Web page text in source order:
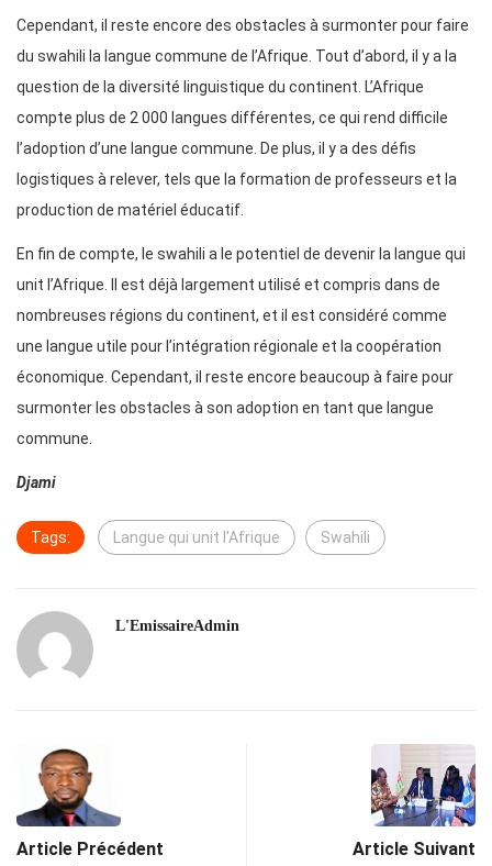
Cependant, il reste encore des obstacles à surmonter pour faire
du swahili la langue commune de l’Afrique. Tout d’abord, il y a la
question de la diversité linguistique du continent. L’Afrique
compte plus de 2 000 langues différentes, ce qui rend difficile
l’adoption d’une langue commune. De plus, il y a des défis
logistiques à relever, tels que la formation de professeurs et la
production de matériel éducatif.
En fin de compte, le swahili a le potentiel de devenir la langue qui
unit l’Afrique. Il est déjà largement utilisé et compris dans de
nombreuses régions du continent, et il est considéré comme
une langue utile pour l’intégration régionale et la coopération
économique. Cependant, il reste encore beaucoup à faire pour
surmonter les obstacles à son adoption en tant que langue
commune.
Djami
Tags: Langue qui unit l'Afrique Swahili
L'EmissaireAdmin
Article Précédent Article Suivant